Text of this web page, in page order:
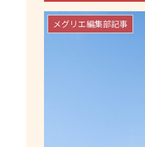
メグリエ編集部記事